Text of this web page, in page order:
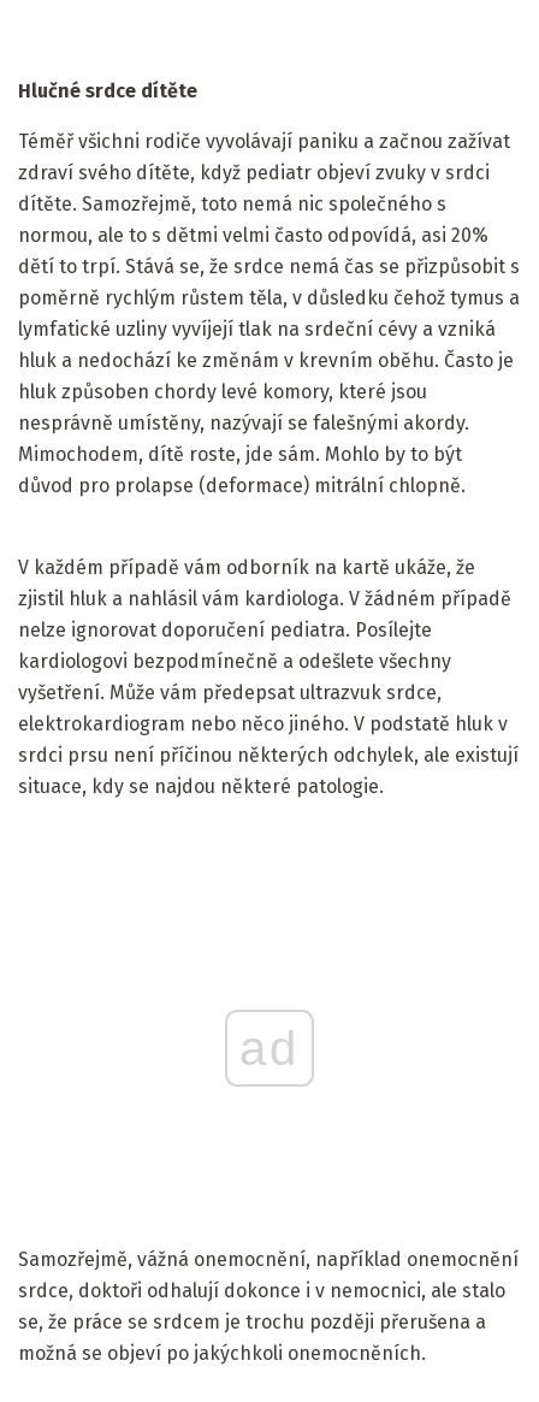
Hlučné srdce dítěte
Téměř všichni rodiče vyvolávají paniku a začnou zažívat
zdraví svého dítěte, když pediatr objeví zvuky v srdci
dítěte. Samozřejmě, toto nemá nic společného s
normou, ale to s dětmi velmi často odpovídá, asi 20%
dětí to trpí. Stává se, že srdce nemá čas se přizpůsobit s
poměrně rychlým růstem těla, v důsledku čehož tymus a
lymfatické uzliny vyvíjejí tlak na srdeční cévy a vzniká
hluk a nedochází ke změnám v krevním oběhu. Často je
hluk způsoben chordy levé komory, které jsou
nesprávně umístěny, nazývají se falešnými akordy.
Mimochodem, dítě roste, jde sám. Mohlo by to být
důvod pro prolapse (deformace) mitrální chlopně.
V každém případě vám odborník na kartě ukáže, že
zjistil hluk a nahlásil vám kardiologa. V žádném případě
nelze ignorovat doporučení pediatra. Posílejte
kardiologovi bezpodmínečně a odešlete všechny
vyšetření. Může vám předepsat ultrazvuk srdce,
elektrokardiogram nebo něco jiného. V podstatě hluk v
srdci prsu není příčinou některých odchylek, ale existují
situace, kdy se najdou některé patologie.
ad
Samozřejmě, vážná onemocnění, například onemocnění
srdce, doktoři odhalují dokonce i v nemocnici, ale stalo
se, že práce se srdcem je trochu později přerušena a
možná se objeví po jakýchkoli onemocněních.